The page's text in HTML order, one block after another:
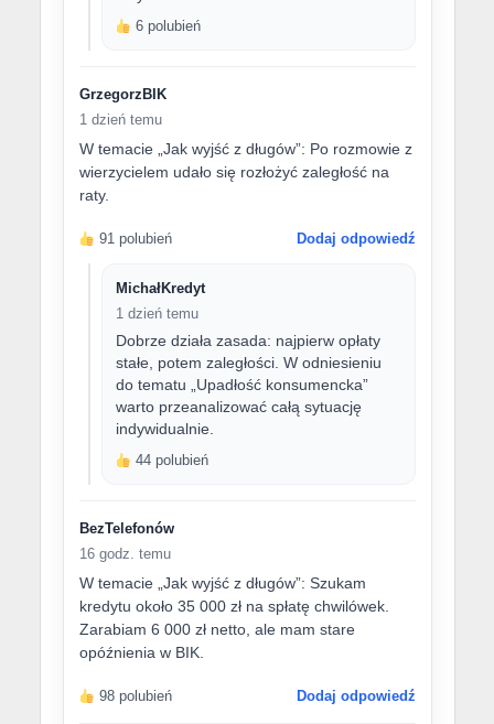
6 polubień
GrzegorzBIK
1 dzień temu
W temacie „Jak wyjść z długów”: Po rozmowie z
wierzycielem udało się rozłożyć zaległość na
raty.
91 polubień Dodaj odpowiedź
MichałKredyt
1 dzień temu
Dobrze działa zasada: najpierw opłaty
stałe, potem zaległości. W odniesieniu
do tematu „Upadłość konsumencka”
warto przeanalizować całą sytuację
indywidualnie.
44 polubień
BezTelefonów
16 godz. temu
W temacie „Jak wyjść z długów”: Szukam
kredytu około 35 000 zł na spłatę chwilówek.
Zarabiam 6 000 zł netto, ale mam stare
opóźnienia w BIK.
98 polubień Dodaj odpowiedź